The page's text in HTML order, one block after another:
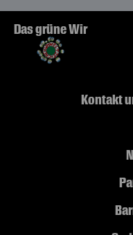
Das grüne Wir
Kontakt